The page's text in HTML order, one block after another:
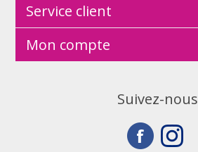
Service client
Mon compte
Suivez-nous